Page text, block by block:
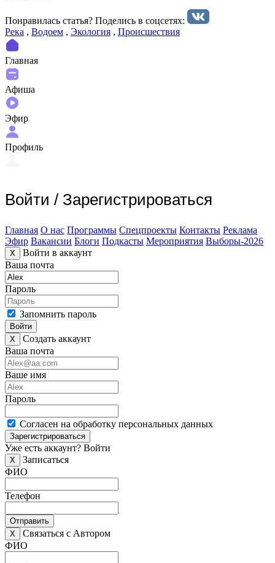
Понравилась статья? Поделиcь в соцсетях:
Река , Водоем , Экология , Происшествия
Главная
Афиша
Эфир
Профиль
Войти / Зарегистрироваться
Главная О нас Программы Спецпроекты Контакты Реклама
Эфир Вакансии Блоги Подкасты Мероприятия Выборы-2026
X
Войти в аккаунт
Ваша почта
Пароль
Запомнить пароль
Войти
X
Создать аккаунт
Ваша почта
Ваше имя
Пароль
Согласен на обработку персональных данных
Зарегистрироваться
Уже есть аккаунт? Войти
X
Записаться
ФИО
Телефон
Отправить
X
Связаться с Автором
ФИО